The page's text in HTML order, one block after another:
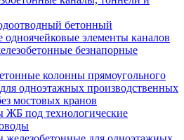
бетонный
элементы каналов
безнапорные
колонны прямоугольного
одноэтажных производственных
мостовых кранов
ЖБ под технологические